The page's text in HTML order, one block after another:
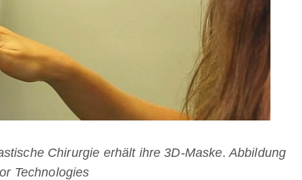
Chirurgie erhält ihre 3D-Maske. Abbildung
Technologies